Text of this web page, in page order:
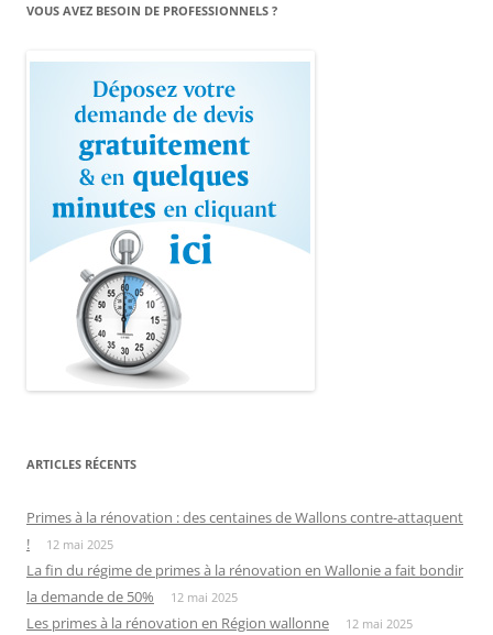
VOUS AVEZ BESOIN DE PROFESSIONNELS ?
ARTICLES RÉCENTS
Primes à la rénovation : des centaines de Wallons contre-attaquent
!
12 mai 2025
La fin du régime de primes à la rénovation en Wallonie a fait bondir
la demande de 50%
12 mai 2025
Les primes à la rénovation en Région wallonne 12 mai 2025